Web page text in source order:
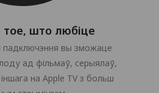
тое, што любіце
падключэння вы зможаце
ад фільмаў, серыялаў,
на Apple TV з больш